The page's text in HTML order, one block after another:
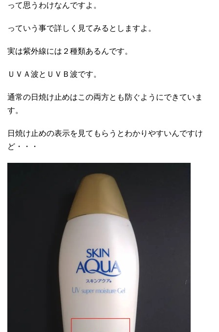
って思うわけなんですよ。
っていう事で詳しく見てみるとしますよ。
実は紫外線には２種類あるんです。
ＵＶＡ波とＵＶＢ波です。
通常の日焼け止めはこの両方とも防ぐようにできていま
す。
日焼け止めの表示を見てもらうとわかりやすいんですけ
ど・・・